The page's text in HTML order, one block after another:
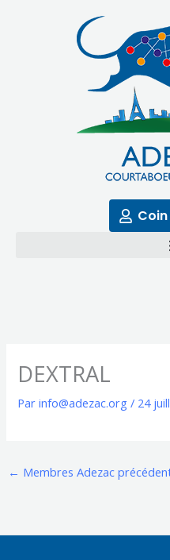
DEXTRAL
Parinfo@adezac.org/ 24
← Membres Adezac